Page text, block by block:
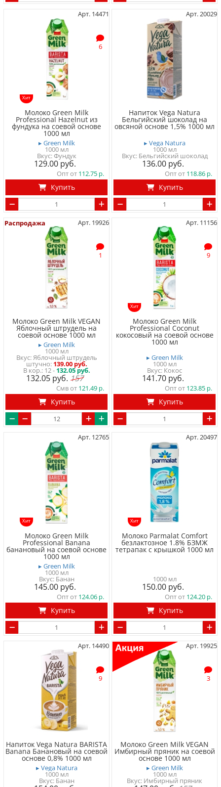
Арт. 14471
6
Хит
Молоко Green Milk
Professional Hazelnut из
фундука на соевой основе
1000 мл
▸ Green Milk
1000 мл
Вкус: Фундук
129.00
Опт от 112.75
Купить
Арт. 20029
Напиток Vega Natura
Бельгийский шоколад на
овсяной основе 1,5% 1000 мл
▸ Vega Natura
1000 мл
Вкус: Бельгийский шоколад
136.00
Опт от 118.86
Купить
Арт. 19926
1
Распродажа
Молоко Green Milk VEGAN
Яблочный штрудель на
соевой основе 1000 мл
▸ Green Milk
1000 мл
Вкус: Яблочный штрудель
штучно 139.00 руб.
12 - 132.05 руб.
132.05 157
Смв от 121.49
Купить
Арт. 11156
9
Хит
Молоко Green Milk
Professional Coconut
кокосовый на соевой основе
1000 мл
▸ Green Milk
1000 мл
Вкус: Кокос
141.70
Опт от 123.85
Купить
Арт. 12765
Хит
Молоко Green Milk
Professional Banana
банановый на соевой основе
1000 мл
▸ Green Milk
1000 мл
Вкус: Банан
145.00
Опт от 124.06
Купить
Арт. 20497
Хит
Молоко Parmalat Comfort
безлактозное 1.8% БЗМЖ
тетрапак с крышкой 1000 мл
1000 мл
150.00
Опт от 124.20
Купить
Арт. 14490
9
Напиток Vega Natura BARISTA
Banana Банановый на соевой
основе 0,8% 1000 мл
▸ Vega Natura
1000 мл
Вкус: Банан
Арт. 19925
3
Молоко Green Milk VEGAN
Имбирный пряник на соевой
основе 1000 мл
▸ Green Milk
1000 мл
Вкус: Имбирный пряник